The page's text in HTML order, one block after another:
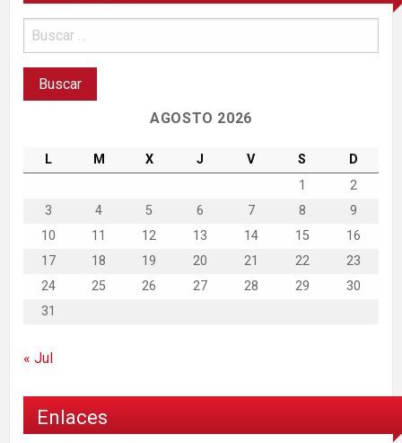
AGOSTO 2026
L M X J V S
D
1
2
3
4 5 6 7 8
9
10
11 12 13 14 15
16
17
18 19 20 21 22
23
24
25 26 27 28 29
30
31
« Jul
Enlaces